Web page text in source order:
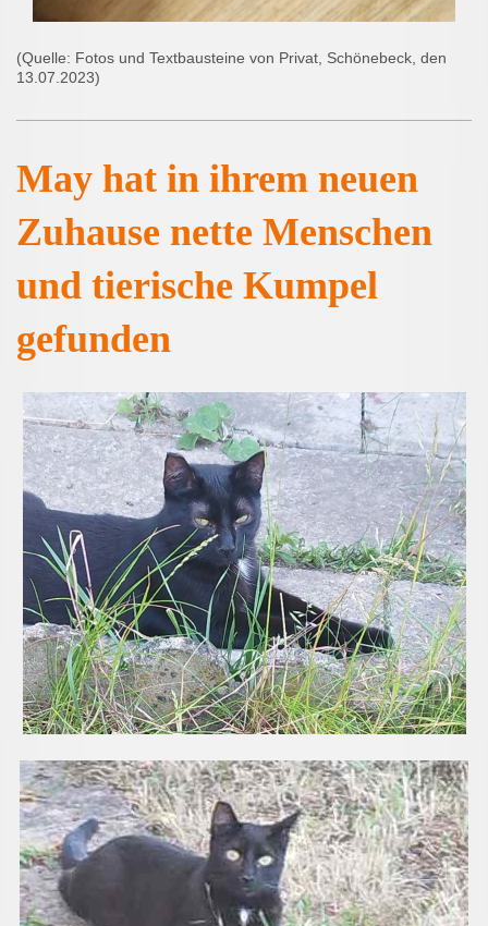
(Quelle: Fotos und Textbausteine von Privat, Schönebeck, den
13.07.2023)
May hat in ihrem neuen
Zuhause nette Menschen
und tierische Kumpel
gefunden